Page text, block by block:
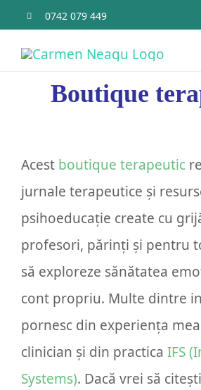
0742 079 449
Boutique
Acest boutique terapeutic
jurnale terapeutice și
psihoeducație create cu
profesori, părinți și pentru
să exploreze sănătatea
cont propriu. Multe dintre
pornesc din experiența
clinician și din practica IFS
Systems). Dacă vrei să